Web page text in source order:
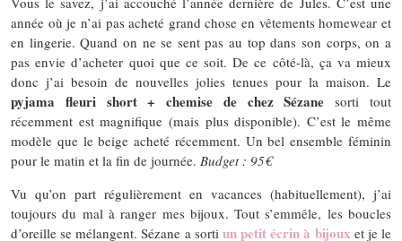
année où je n’ai pas acheté grand chose en vêtements homewear et
en lingerie. Quand on ne se sent pas au top dans son corps, on a
pas envie d’acheter quoi que ce soit. De ce côté-là, ça va mieux
donc j’ai besoin de nouvelles jolies tenues pour la maison. Le
pyjama fleuri short + chemise de chez Sézane sorti tout
récemment est magnifique (mais plus disponible). C’est le même
modèle que le beige acheté récemment. Un bel ensemble féminin
pour le matin et la fin de journée. Budget : 95€
Vu qu’on part régulièrement en vacances (habituellement), j’ai
toujours du mal à ranger mes bijoux. Tout s’emmêle, les boucles
d’oreille se mélangent. Sézane a sorti un petit écrin à bijoux et je le